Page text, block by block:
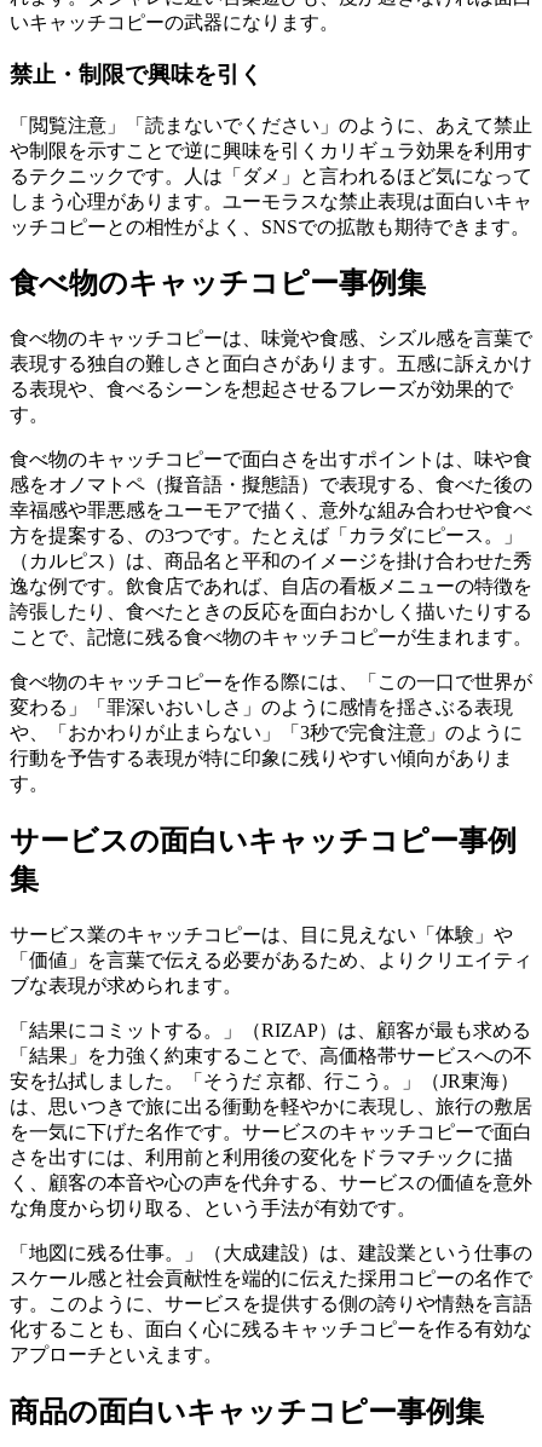
いキャッチコピーの武器になります。
禁止・制限で興味を引く
「閲覧注意」「読まないでください」のように、あえて禁止
や制限を示すことで逆に興味を引くカリギュラ効果を利用す
るテクニックです。人は「ダメ」と言われるほど気になって
しまう心理があります。ユーモラスな禁止表現は面白いキャ
ッチコピーとの相性がよく、SNSでの拡散も期待できます。
食べ物のキャッチコピー事例集
食べ物のキャッチコピーは、味覚や食感、シズル感を言葉で
表現する独自の難しさと面白さがあります。五感に訴えかけ
る表現や、食べるシーンを想起させるフレーズが効果的で
す。
食べ物のキャッチコピーで面白さを出すポイントは、味や食
感をオノマトペ（擬音語・擬態語）で表現する、食べた後の
幸福感や罪悪感をユーモアで描く、意外な組み合わせや食べ
方を提案する、の3つです。たとえば「カラダにピース。」
（カルピス）は、商品名と平和のイメージを掛け合わせた秀
逸な例です。飲食店であれば、自店の看板メニューの特徴を
誇張したり、食べたときの反応を面白おかしく描いたりする
ことで、記憶に残る食べ物のキャッチコピーが生まれます。
食べ物のキャッチコピーを作る際には、「この一口で世界が
変わる」「罪深いおいしさ」のように感情を揺さぶる表現
や、「おかわりが止まらない」「3秒で完食注意」のように
行動を予告する表現が特に印象に残りやすい傾向がありま
す。
サービスの面白いキャッチコピー事例
集
サービス業のキャッチコピーは、目に見えない「体験」や
「価値」を言葉で伝える必要があるため、よりクリエイティ
ブな表現が求められます。
「結果にコミットする。」（RIZAP）は、顧客が最も求める
「結果」を力強く約束することで、高価格帯サービスへの不
安を払拭しました。「そうだ 京都、行こう。」（JR東海）
は、思いつきで旅に出る衝動を軽やかに表現し、旅行の敷居
を一気に下げた名作です。サービスのキャッチコピーで面白
さを出すには、利用前と利用後の変化をドラマチックに描
く、顧客の本音や心の声を代弁する、サービスの価値を意外
な角度から切り取る、という手法が有効です。
「地図に残る仕事。」（大成建設）は、建設業という仕事の
スケール感と社会貢献性を端的に伝えた採用コピーの名作で
す。このように、サービスを提供する側の誇りや情熱を言語
化することも、面白く心に残るキャッチコピーを作る有効な
アプローチといえます。
商品の面白いキャッチコピー事例集